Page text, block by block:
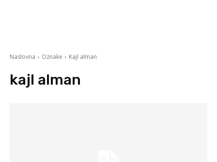
Naslovna Oznake Kajl alman
kajl alman